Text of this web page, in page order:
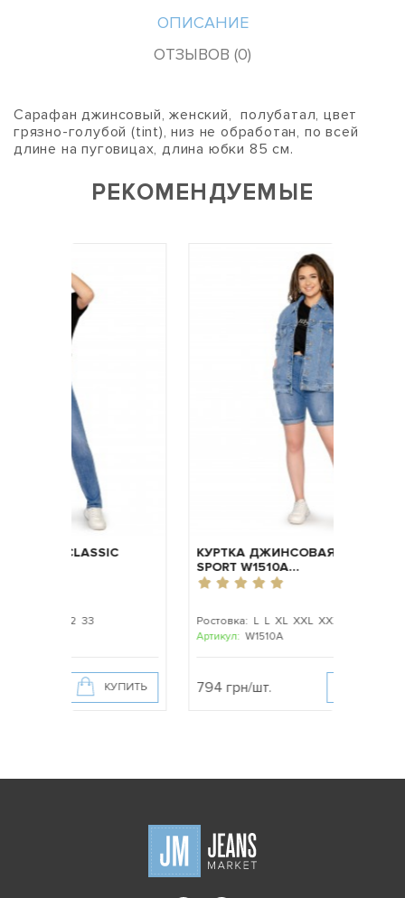
ОПИСАНИЕ
ОТЗЫВОВ (0)
Сарафан джинсовый, женский, полубатал, цвет
грязно-голубой (tint), низ не обработан, по всей
длине на пуговицах, длина юбки 85 см.
РЕКОМЕНДУЕМЫЕ
CLASSIC
КУПИТЬ
КУРТКА ДЖИНСОВАЯ ЖЕНСКАЯ
SPORT W1510A...
Ростовка: L L XL XXL XXXL XXXXL
Артикул:W1510A
794 грн/шт.